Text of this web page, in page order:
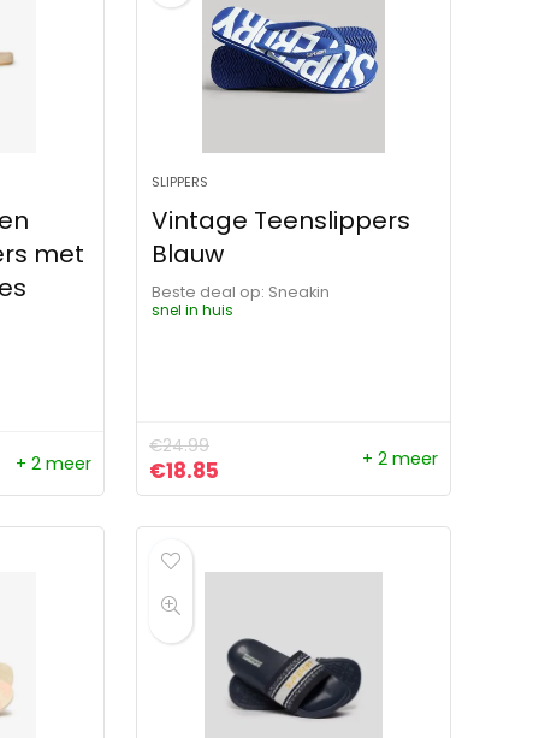
met
+ 2 meer
SLIPPERS
Vintage Teenslippers
Blauw
Beste deal op:
Sneakin
snel in huis
€24.99
Oorspronkelijke prijs was: €24.99.
€18.85 Huidige prijs is: €18.85.
+ 2 meer